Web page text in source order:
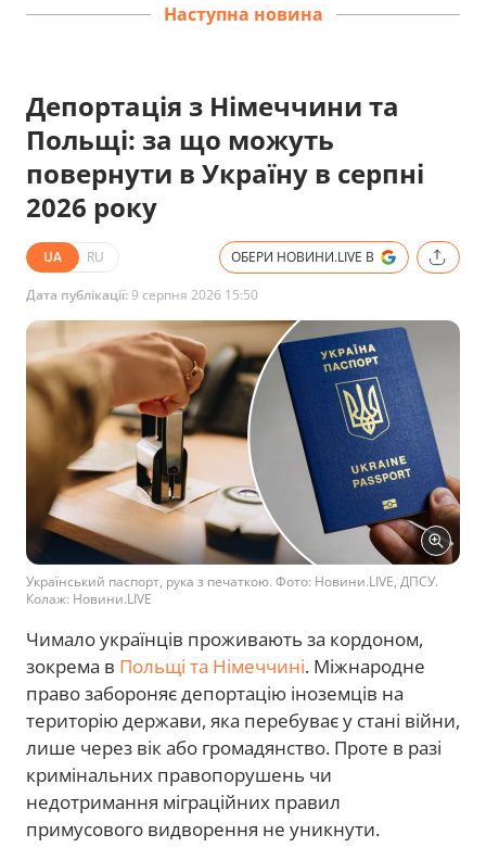
Наступна новина
Депортація з Німеччини та
Польщі: за що можуть
повернути в Україну в серпні
2026 року
UA RU ОБЕРИ НОВИНИ.LIVE В
Дата публікації:9 серпня 2026 15:50
Український паспорт, рука з печаткою. Фото: Новини.LIVE, ДПСУ.
Колаж: Новини.LIVE
Чимало українців проживають за кордоном,
зокрема в Польщі та Німеччині. Міжнародне
право забороняє депортацію іноземців на
територію держави, яка перебуває у стані війни,
лише через вік або громадянство. Проте в разі
кримінальних правопорушень чи
недотримання міграційних правил
примусового видворення не уникнути.